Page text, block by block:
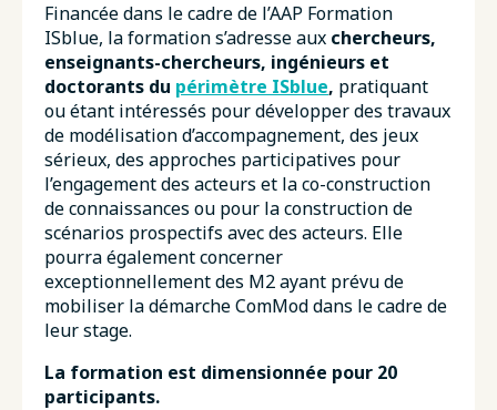
Financée dans le cadre de l’AAP Formation
ISblue, la formation s’adresse aux chercheurs,
enseignants-chercheurs, ingénieurs et
doctorants du périmètre ISblue, pratiquant
ou étant intéressés pour développer des travaux
de modélisation d’accompagnement, des jeux
sérieux, des approches participatives pour
l’engagement des acteurs et la co-construction
de connaissances ou pour la construction de
scénarios prospectifs avec des acteurs. Elle
pourra également concerner
exceptionnellement des M2 ayant prévu de
mobiliser la démarche ComMod dans le cadre de
leur stage.
La formation est dimensionnée pour 20
participants.